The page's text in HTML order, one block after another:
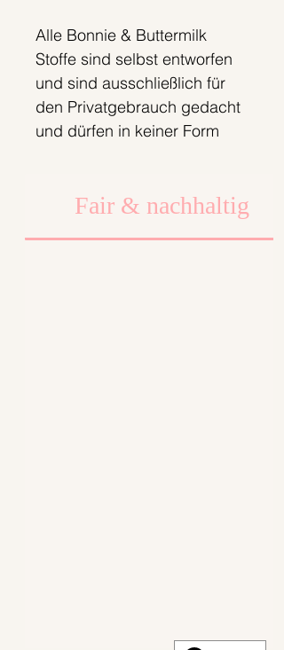
Alle Bonnie & Buttermilk
Stoffe sind selbst entworfen
und sind ausschließlich für
den Privatgebrauch gedacht
und dürfen in keiner Form
Fair & nachhaltig